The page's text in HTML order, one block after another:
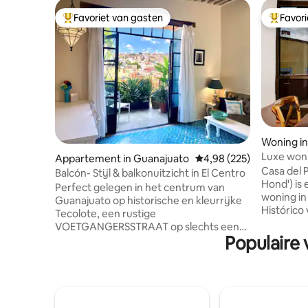
Topfavoriet van gasten
Favoriet van gasten
Appartement in Guanajuato Gemiddelde
4,98 (225)
Balcón- Stijl & balkonuitzicht in El Centro
Perfect gelegen in het centrum van
Guanajuato op historische en kleurrijke
Tecolote, een rustige
VOETGANGERSSTRAAT op slechts een
paar minuten lopen bergopwaarts van
overvloedige restaurants, bars, theaters
Woning
Luxe
overal
Casa del
Hond') is
woning
Histórico
Populaire